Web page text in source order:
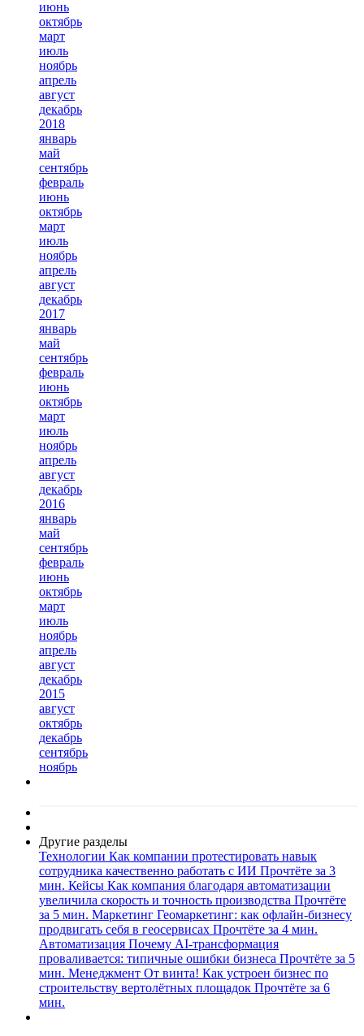
июнь
октябрь
март
июль
ноябрь
апрель
август
декабрь
2018
январь
май
сентябрь
февраль
июнь
октябрь
март
июль
ноябрь
апрель
август
декабрь
2017
январь
май
сентябрь
февраль
июнь
октябрь
март
июль
ноябрь
апрель
август
декабрь
2016
январь
май
сентябрь
февраль
июнь
октябрь
март
июль
ноябрь
апрель
август
декабрь
2015
август
октябрь
декабрь
сентябрь
ноябрь
Другие разделы
Технологии Как компании протестировать навык
сотрудника качественно работать с ИИ Прочтёте за 3
мин. Кейсы Как компания благодаря автоматизации
увеличила скорость и точность производства Прочтёте
за 5 мин. Маркетинг Геомаркетинг: как офлайн-бизнесу
продвигать себя в геосервисах Прочтёте за 4 мин.
Автоматизация Почему AI-трансформация
проваливается: типичные ошибки бизнеса Прочтёте за 5
мин. Менеджмент От винта! Как устроен бизнес по
строительству вертолётных площадок Прочтёте за 6
мин.